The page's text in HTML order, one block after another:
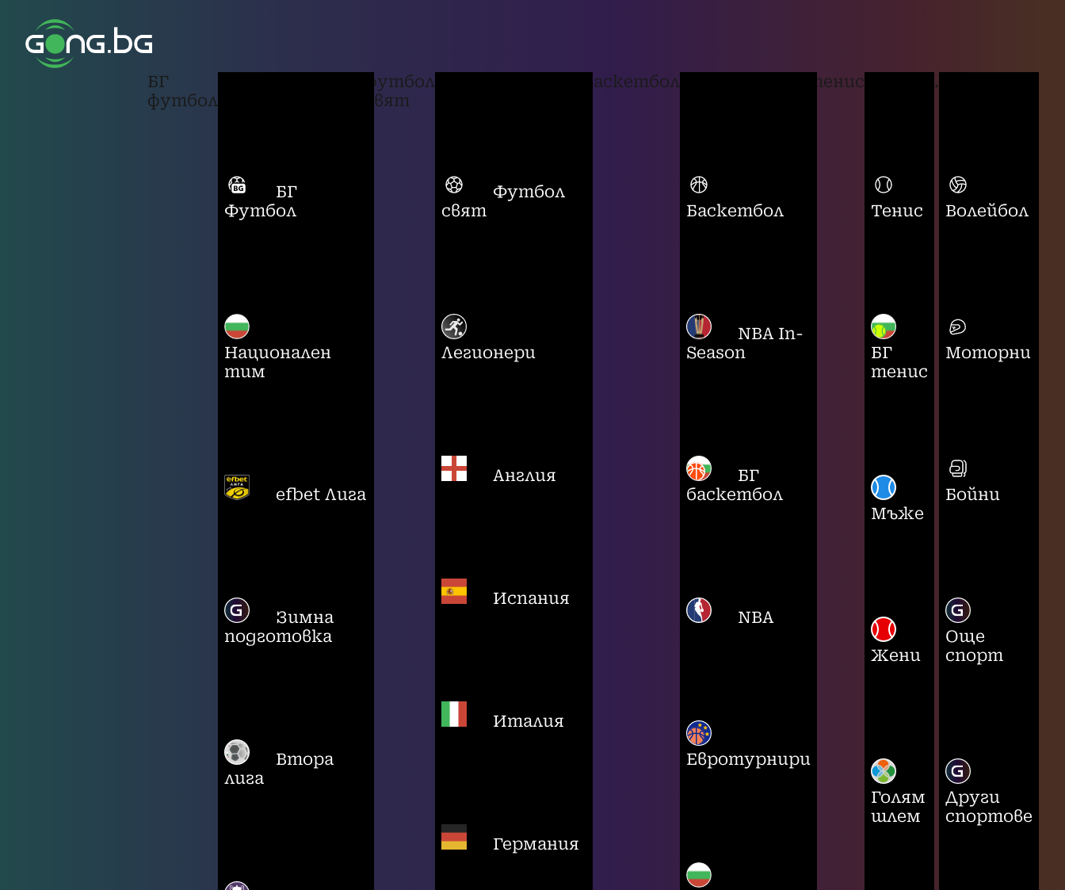
БГ
футбол
БГ
Футбол
Национален
тим
efbet Лига
Зимна
подготовка
Втора
лига
футбол
свят
Футбол
свят
Легионери
Англия
Испания
Италия
Германия
баскетбол
Баскетбол
NBA In-
Season
БГ
баскетбол
NBA
Евротурнири
тенис
Тенис
БГ
тенис
Мъже
Жени
Голям
шлем
...
Волейбол
Моторни
Бойни
Още
спорт
Други
спортове